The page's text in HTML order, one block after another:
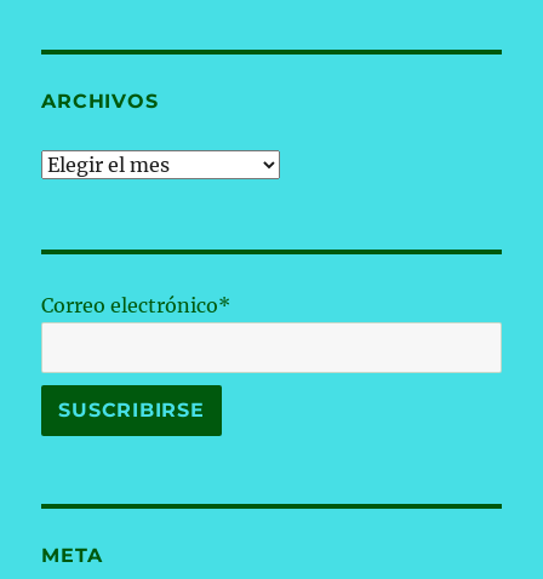
ARCHIVOS
Archivos
Correo electrónico*
META